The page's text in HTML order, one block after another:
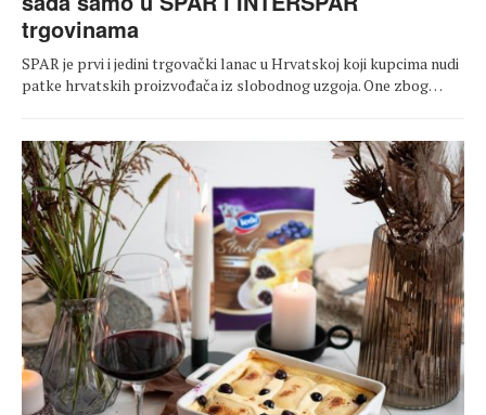
trgovinama
SPAR je prvi i jedini trgovački lanac u Hrvatskoj koji kupcima nudi
patke hrvatskih proizvođača iz slobodnog uzgoja. One zbog…